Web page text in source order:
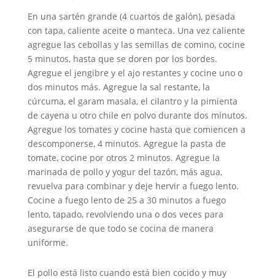
En una sartén grande (4 cuartos de galón), pesada
con tapa, caliente aceite o manteca. Una vez caliente
agregue las cebollas y las semillas de comino, cocine
5 minutos, hasta que se doren por los bordes.
Agregue el jengibre y el ajo restantes y cocine uno o
dos minutos más. Agregue la sal restante, la
cúrcuma, el garam masala, el cilantro y la pimienta
de cayena u otro chile en polvo durante dos minutos.
Agregue los tomates y cocine hasta que comiencen a
descomponerse, 4 minutos. Agregue la pasta de
tomate, cocine por otros 2 minutos. Agregue la
marinada de pollo y yogur del tazón, más agua,
revuelva para combinar y deje hervir a fuego lento.
Cocine a fuego lento de 25 a 30 minutos a fuego
lento, tapado, revolviendo una o dos veces para
asegurarse de que todo se cocina de manera
uniforme.
El pollo está listo cuando está bien cocido y muy